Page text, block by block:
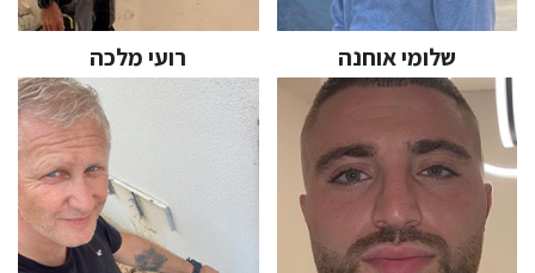
שלומי אוחנה רועי מלכה